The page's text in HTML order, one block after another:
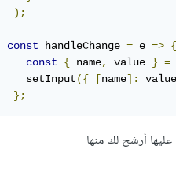
);
const handleChange = e => {
const
{ name, value } =
    setInput
({ [name]: value
};
أرشح لك منها